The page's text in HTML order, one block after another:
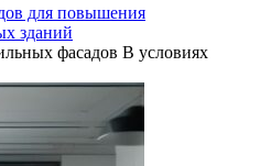
для повышения
зданий
фасадов В условиях